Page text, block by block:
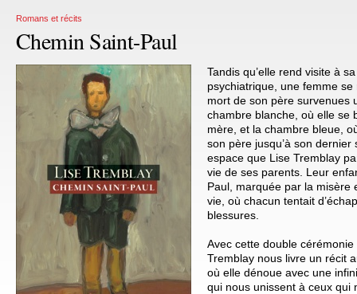
Romans et récits
Chemin Saint-Paul
Tandis qu’elle rend visite à
psychiatrique, une femme se
mort de son père survenues
chambre blanche, où elle se
mère, et la chambre bleue,
son père jusqu’à son
espace que Lise Tremblay
vie de ses parents. Leur
Paul, marquée par la misère
vie, où chacun tentait
blessures.
Avec cette double
Tremblay nous livre un récit
où elle dénoue avec une
qui nous unissent à ceux qui